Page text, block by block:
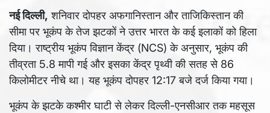
नई दिल्ली, शनिवार दोपहर अफगानिस्तान और ताजिकिस्तान की
सीमा पर भूकंप के तेज झटकों ने उत्तर भारत के कई इलाकों को हिला
दिया। राष्ट्रीय भूकंप विज्ञान केंद्र (NCS) के अनुसार, भूकंप की
तीव्रता 5.8 मापी गई और इसका केंद्र पृथ्वी की सतह से 86
किलोमीटर नीचे था। यह भूकंप दोपहर 12:17 बजे दर्ज किया गया।
भूकंप के झटके कश्मीर घाटी से लेकर दिल्ली-एनसीआर तक महसूस